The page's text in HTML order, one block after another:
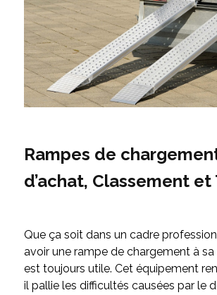
Rampes de
d’achat, Classement et
Que ça soit dans un cadre
avoir une rampe de chargement à
est toujours utile. Cet équipement
il pallie les difficultés causées par le